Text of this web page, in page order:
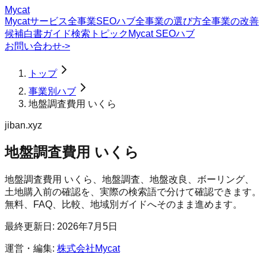
Mycat
Mycatサービス全事業SEOハブ全事業の選び方全事業の改善
候補白書ガイド検索トピック Mycat SEOハブ
お問い合わせ->
トップ
事業別ハブ
地盤調査費用 いくら
jiban.xyz
地盤調査費用 いくら
地盤調査費用 いくら、地盤調査、地盤改良、ボーリング、
土地購入前の確認を、実際の検索語で分けて確認できます。
無料、FAQ、比較、地域別ガイドへそのまま進めます。
最終更新日: 2026年7月5日
運営・編集: 株式会社Mycat